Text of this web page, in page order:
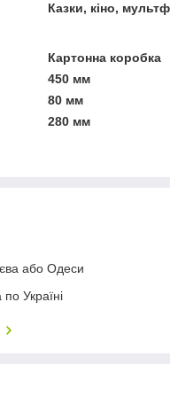
Казки, кіно,
Картонна коробка
450 мм
80 мм
280 мм
або Одеси
Україні